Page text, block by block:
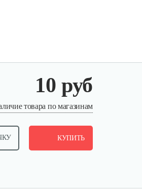
10 руб
товара по магазинам
КУПИТЬ
186 FB